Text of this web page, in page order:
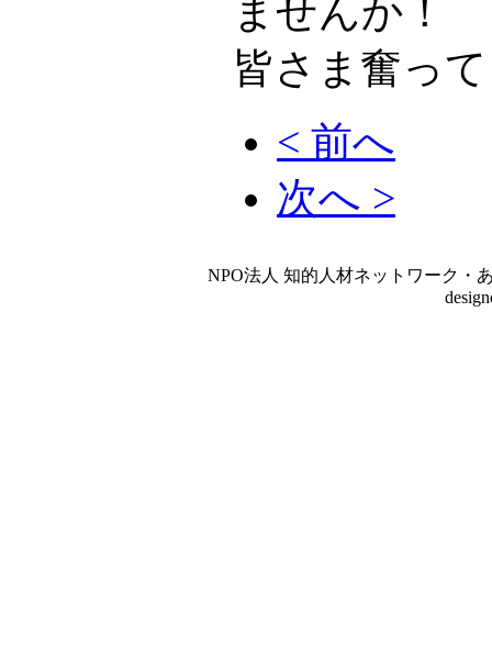
ませんか！
皆さま奮っ
< 前へ
次へ >
NPO法人 知的人材ネットワーク・